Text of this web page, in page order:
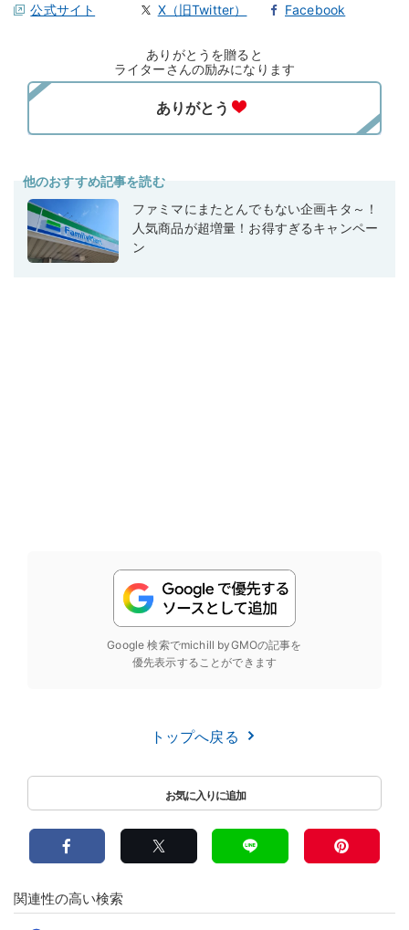
公式サイト X（旧Twitter） Facebook
ありがとうを贈ると
ライターさんの励みになります
他のおすすめ記事を読む
ファミマにまたとんでもない企画キタ～！
人気商品が超増量！お得すぎるキャンペー
ン
Google 検索でmichill byGMOの記事を
優先表示することができます
トップへ戻る